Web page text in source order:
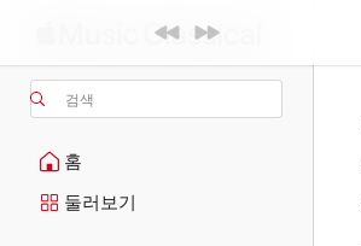
검색
홈
둘러보기